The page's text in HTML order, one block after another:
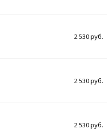
2 530 руб.
2 530 руб.
2 530 руб.